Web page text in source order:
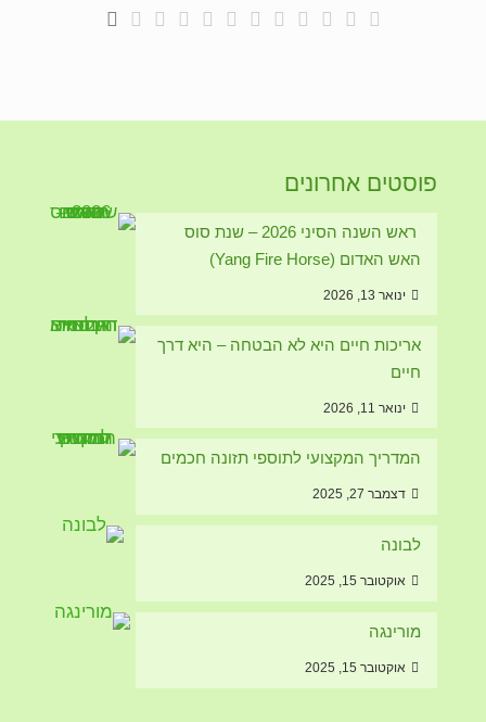
פוסטים אחרונים
ראש השנה הסיני 2026 – שנת סוס
האש האדום (Yang Fire Horse)
ינואר 13, 2026
אריכות חיים היא לא הבטחה – היא דרך
חיים
ינואר 11, 2026
המדריך המקצועי לתוספי תזונה חכמים
דצמבר 27, 2025
לבונה
אוקטובר 15, 2025
מורינגה
אוקטובר 15, 2025